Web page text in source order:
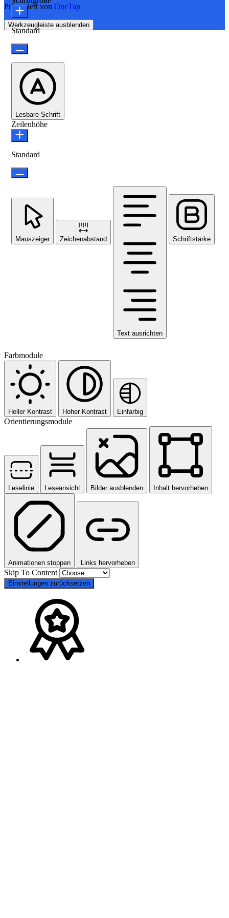
Präsentiert von OneTap
Werkzeugleiste ausblenden
Standard
Lesbare Schrift
Zeilenhöhe
Standard
Mauszeiger Zeichenabstand
Text ausrichten
Schriftstärke
Farbmodule
Heller Kontrast Hoher Kontrast Einfarbig
Orientierungsmodule
Leselinie Leseansicht Bilder ausblenden Inhalt hervorheben
Animationen stoppen Links hervorheben
Skip To Content
Einstellungen zurücksetzen